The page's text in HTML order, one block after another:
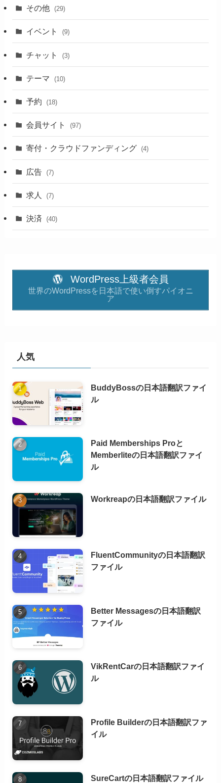
その他 (29)
イベント (9)
チャット (3)
テーマ (10)
予約 (18)
会員サイト (97)
寄付・クラウドファンディング (4)
広告 (7)
求人 (7)
決済 (40)
WordPress上級者会員
世界のWordPressを日本語で使い倒すパイオニ
ア
人気
BuddyBossの日本語翻訳ファイ
ル
Paid Memberships Proと
Memberliteの日本語翻訳ファイ
ル
Workreapの日本語翻訳ファイル
FluentCommunityの日本語翻訳
ファイル
Better Messagesの日本語翻訳
ファイル
VikRentCarの日本語翻訳ファイ
ル
Profile Builderの日本語翻訳ファ
イル
SureCartの日本語翻訳ファイル